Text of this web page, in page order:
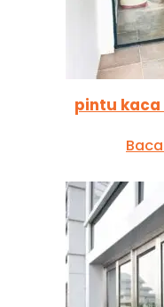
pintu kaca